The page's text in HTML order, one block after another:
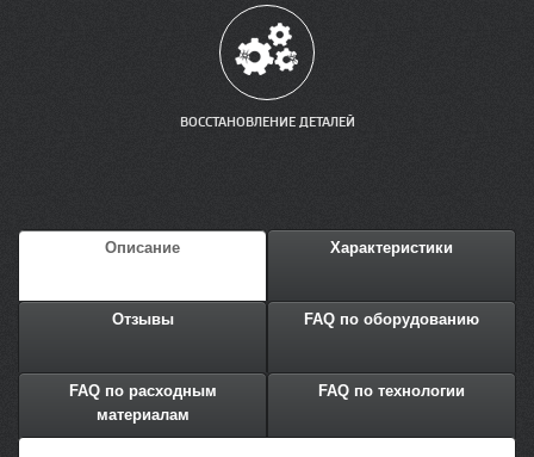
ВОССТАНОВЛЕНИЕ ДЕТАЛЕЙ
Описание Характеристики
Отзывы FAQ по оборудованию
FAQ по расходным
материалам
FAQ по технологии